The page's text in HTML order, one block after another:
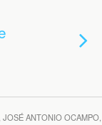
ANTONIO OCAMPO,